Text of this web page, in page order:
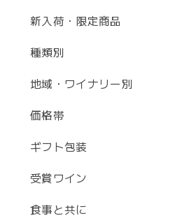
新入荷・限定商品
種類別
地域・ワイナリー別
価格帯
ギフト包装
受賞ワイン
食事と共に